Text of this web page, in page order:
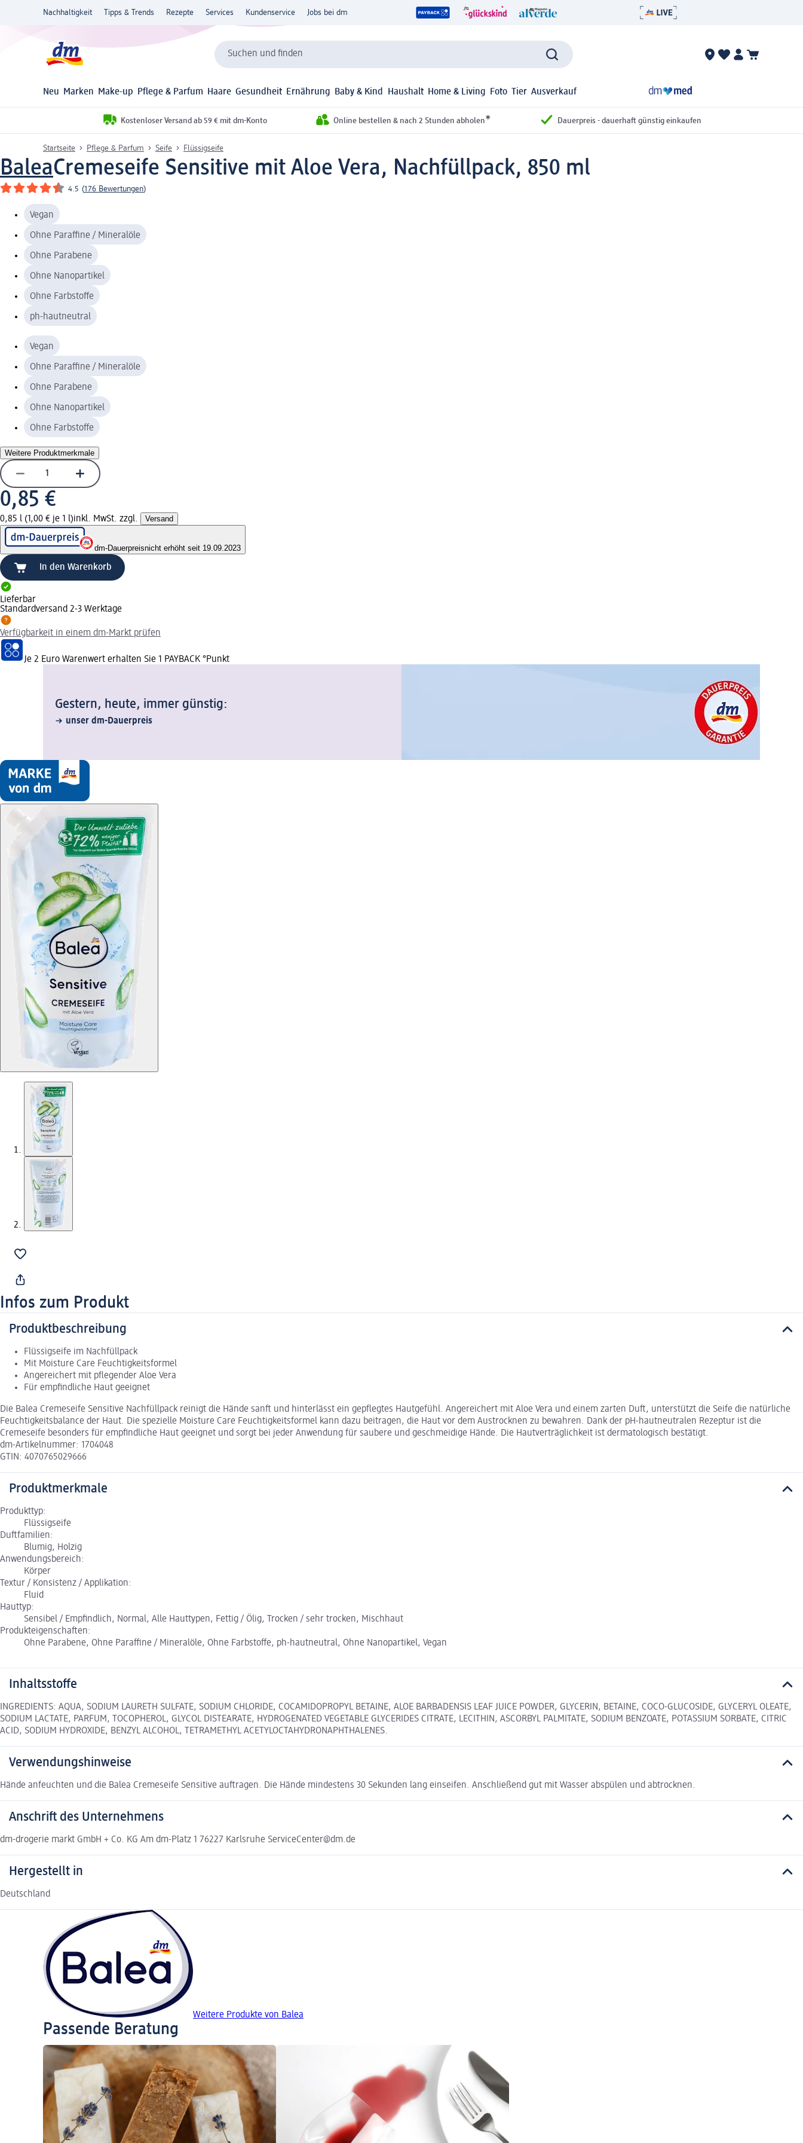
Nachhaltigkeit Tipps & Trends Rezepte Services Kundenservice Jobs bei dm
Suchen und finden
Neu Marken Make-up Pflege & Parfum Haare Gesundheit Ernährung Baby & Kind Haushalt Home & Living Foto Tier Ausverkauf
Kostenloser Versand ab 59 € mit dm-Konto Online bestellen & nach 2 Stunden abholen* Dauerpreis - dauerhaft günstig einkaufen
Startseite Pflege & Parfum Seife Flüssigseife
BaleaCremeseife Sensitive mit Aloe Vera, Nachfüllpack, 850 ml
4.5 (176 Bewertungen)
Vegan
Ohne Paraffine / Mineralöle
Ohne Parabene
Ohne Nanopartikel
Ohne Farbstoffe
ph-hautneutral
Vegan
Ohne Paraffine / Mineralöle
Ohne Parabene
Ohne Nanopartikel
Ohne Farbstoffe
Weitere Produktmerkmale
0,85 €
0,85 l (1,00 € je 1 l)inkl. MwSt. zzgl. Versand
dm-Dauerpreisnicht erhöht seit 19.09.2023
In den Warenkorb
Lieferbar
Standardversand 2-3 Werktage
Verfügbarkeit in einem dm-Markt prüfen
Je 2 Euro Warenwert erhalten Sie 1 PAYBACK °Punkt
Gestern, heute, immer günstig:
unser dm-Dauerpreis
Infos zum Produkt
Produktbeschreibung
Flüssigseife im Nachfüllpack
Mit Moisture Care Feuchtigkeitsformel
Angereichert mit pflegender Aloe Vera
Für empfindliche Haut geeignet
Die Balea Cremeseife Sensitive Nachfüllpack reinigt die Hände sanft und hinterlässt ein gepflegtes Hautgefühl. Angereichert mit Aloe Vera und einem zarten Duft, unterstützt die Seife die natürliche
Feuchtigkeitsbalance der Haut. Die spezielle Moisture Care Feuchtigkeitsformel kann dazu beitragen, die Haut vor dem Austrocknen zu bewahren. Dank der pH-hautneutralen Rezeptur ist die
Cremeseife besonders für empfindliche Haut geeignet und sorgt bei jeder Anwendung für saubere und geschmeidige Hände. Die Hautverträglichkeit ist dermatologisch bestätigt.
dm-Artikelnummer: 1704048
GTIN: 4070765029666
Produktmerkmale
Produkttyp:
Flüssigseife
Duftfamilien:
Blumig, Holzig
Anwendungsbereich:
Körper
Textur / Konsistenz / Applikation:
Fluid
Hauttyp:
Sensibel / Empfindlich, Normal, Alle Hauttypen, Fettig / Ölig, Trocken / sehr trocken, Mischhaut
Produkteigenschaften:
Ohne Parabene, Ohne Paraffine / Mineralöle, Ohne Farbstoffe, ph-hautneutral, Ohne Nanopartikel, Vegan
Inhaltsstoffe
INGREDIENTS: AQUA, SODIUM LAURETH SULFATE, SODIUM CHLORIDE, COCAMIDOPROPYL BETAINE, ALOE BARBADENSIS LEAF JUICE POWDER, GLYCERIN, BETAINE, COCO-GLUCOSIDE, GLYCERYL OLEATE,
SODIUM LACTATE, PARFUM, TOCOPHEROL, GLYCOL DISTEARATE, HYDROGENATED VEGETABLE GLYCERIDES CITRATE, LECITHIN, ASCORBYL PALMITATE, SODIUM BENZOATE, POTASSIUM SORBATE, CITRIC
ACID, SODIUM HYDROXIDE, BENZYL ALCOHOL, TETRAMETHYL ACETYLOCTAHYDRONAPHTHALENES.
Verwendungshinweise
Hände anfeuchten und die Balea Cremeseife Sensitive auftragen. Die Hände mindestens 30 Sekunden lang einseifen. Anschließend gut mit Wasser abspülen und abtrocknen.
Anschrift des Unternehmens
dm-drogerie markt GmbH + Co. KG Am dm-Platz 1 76227 Karlsruhe ServiceCenter@dm.de
Hergestellt in
Deutschland
Weitere Produkte von Balea
Passende Beratung